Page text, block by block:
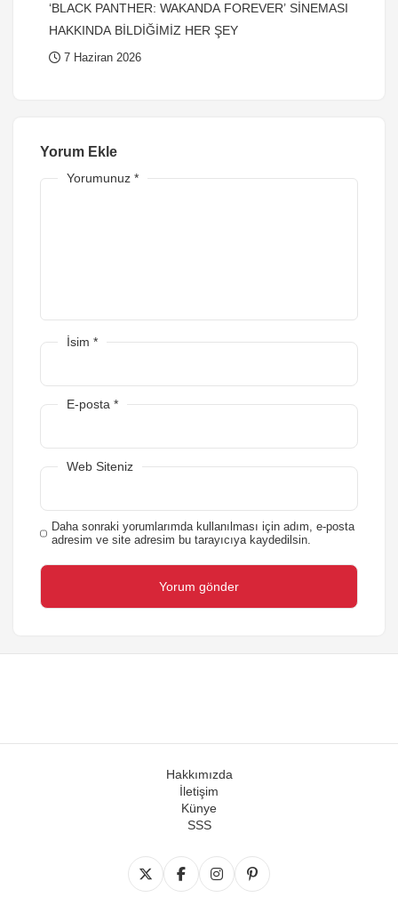
‘BLACK PANTHER: WAKANDA FOREVER’ SİNEMASI
HAKKINDA BİLDİĞİMİZ HER ŞEY
7 Haziran 2026
Yorum Ekle
Yorumunuz *
İsim *
E-posta *
Web Siteniz
Daha sonraki yorumlarımda kullanılması için adım, e-posta
adresim ve site adresim bu tarayıcıya kaydedilsin.
Hakkımızda
İletişim
Künye
SSS